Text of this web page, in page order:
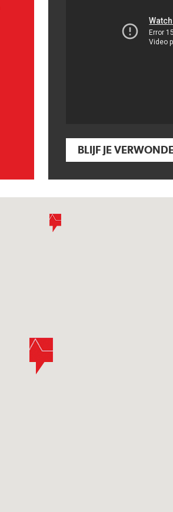
BLIJF JE